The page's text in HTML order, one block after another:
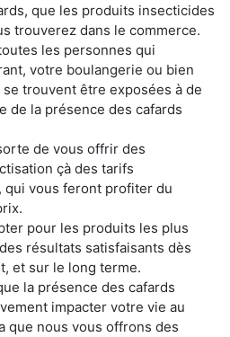
que les produits insecticides
trouverez dans le commerce.
les personnes qui
votre boulangerie ou bien
trouvent être exposées à de
de la présence des cafards
de vous offrir des
çà des tarifs
vous feront profiter du
pour les produits les plus
résultats satisfaisants dès
et sur le long terme.
la présence des cafards
impacter votre vie au
que nous vous offrons des